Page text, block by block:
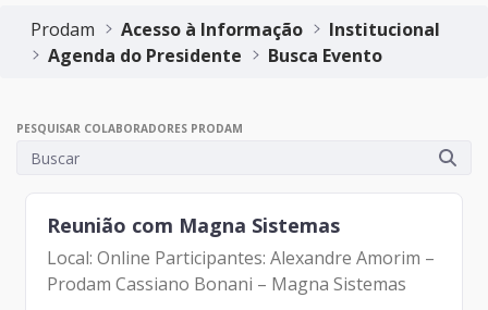
Prodam
Acesso à Informação
Institucional
Agenda do Presidente
Busca Evento
PESQUISAR COLABORADORES PRODAM
Reunião com Magna Sistemas
Local: Online Participantes: Alexandre Amorim –
Prodam Cassiano Bonani – Magna Sistemas